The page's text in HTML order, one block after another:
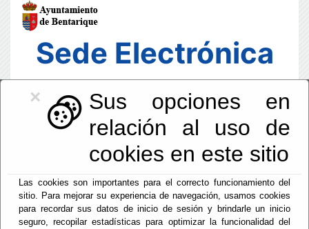
×
Sus opciones en
relación al uso de
cookies en este sitio
Las cookies son importantes para el correcto funcionamiento del
sitio. Para mejorar su experiencia de navegación, usamos cookies
para recordar sus datos de inicio de sesión y brindarle un inicio
seguro, recopilar estadísticas para optimizar la funcionalidad del
Sede Electrónica